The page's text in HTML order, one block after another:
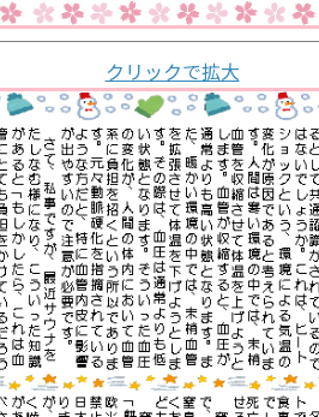
クリックで拡大